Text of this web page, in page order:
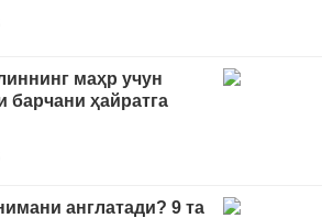
маҳр учун
барчани ҳайратга
англатади? 9 та